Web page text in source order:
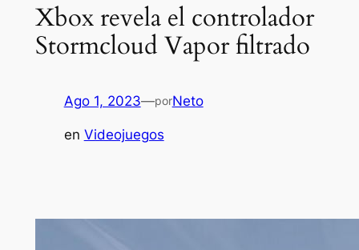
Xbox revela el controlador
Stormcloud Vapor filtrado
Ago 1, 2023—porNeto
en Videojuegos